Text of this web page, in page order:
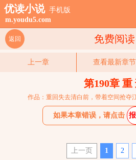
优读小说 手机版
m.youdu5.com
免费阅读
返回
上一章 查看最新章节
第190章 重
作品：重回失去清白前，带着空间抢夺
如果本章错误，请点击
上一页 1 2